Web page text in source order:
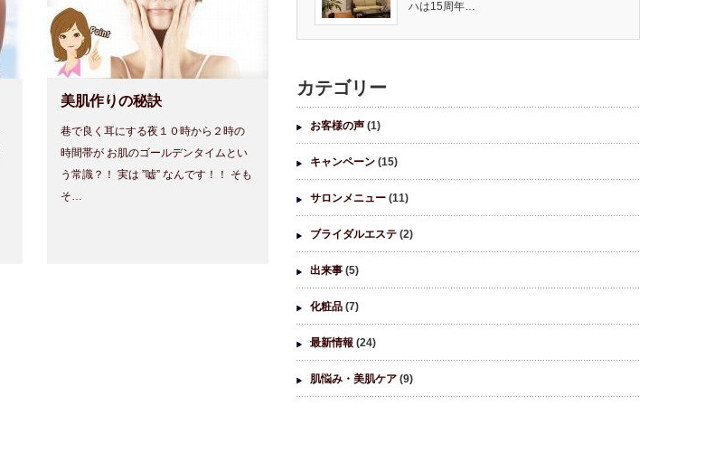
美肌作りの秘訣
巷で良く耳にする夜１０時から２時の
時間帯が お肌のゴールデンタイムとい
う常識？！ 実は ”嘘” なんです！！ そも
そ…
ハは15周年…
カテゴリー
お客様の声 (1)
キャンペーン (15)
サロンメニュー (11)
ブライダルエステ (2)
出来事 (5)
化粧品 (7)
最新情報 (24)
肌悩み・美肌ケア (9)